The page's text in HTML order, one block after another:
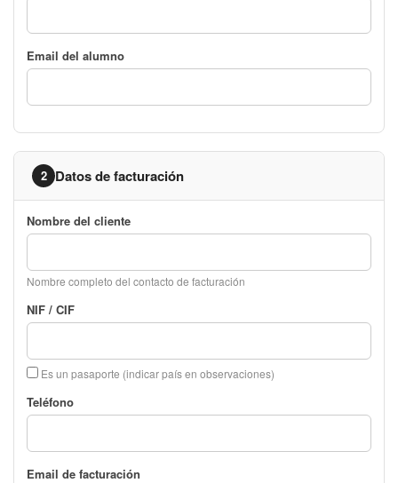
Email del alumno
2 Datos de facturación
Nombre del cliente
Nombre completo del contacto de facturación
NIF / CIF
Es un pasaporte (indicar país en observaciones)
Teléfono
Email de facturación